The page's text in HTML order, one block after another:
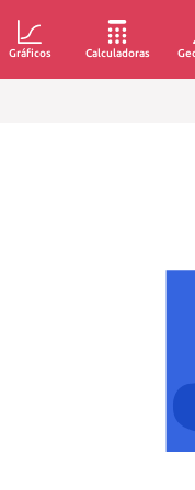
Gráficos Calculadoras